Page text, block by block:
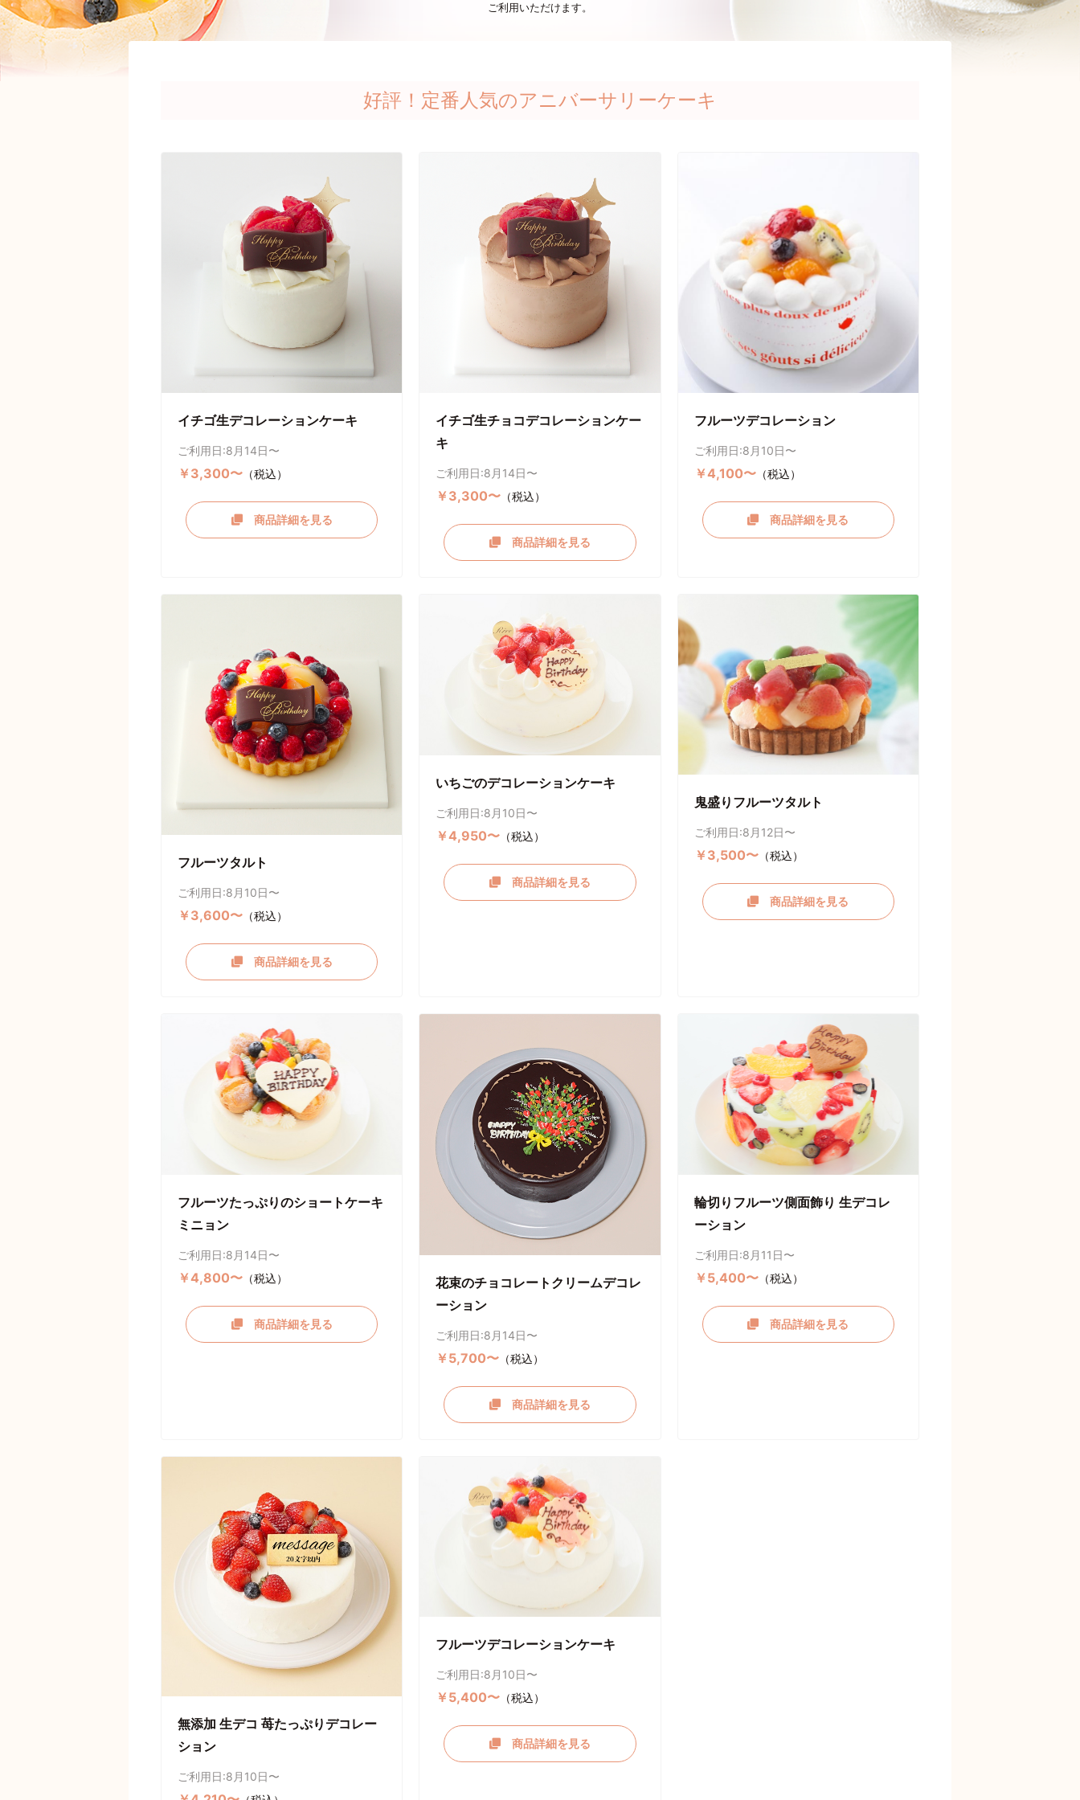
ご利用いただけます。
好評！定番人気のアニバーサリーケーキ
イチゴ生デコレーションケーキ
ご利用日:8月14日〜
￥3,300〜 （税込）
商品詳細を見る
イチゴ生チョコデコレーションケー
キ
ご利用日:8月14日〜
￥3,300〜 （税込）
商品詳細を見る
フルーツデコレーション
ご利用日:8月10日〜
￥4,100〜（税込）
商品詳細を見る
フルーツタルト
ご利用日:8月10日〜
￥3,600〜 （税込）
商品詳細を見る
いちごのデコレーションケーキ
ご利用日:8月10日〜
￥4,950〜 （税込）
商品詳細を見る
鬼盛りフルーツタルト
ご利用日:8月12日〜
￥3,500〜（税込）
商品詳細を見る
フルーツたっぷりのショートケーキ
ミニョン
ご利用日:8月14日〜
￥4,800〜 （税込）
商品詳細を見る
花束のチョコレートクリームデコレ
ーション
ご利用日:8月14日〜
￥5,700〜 （税込）
商品詳細を見る
輪切りフルーツ側面飾り 生デコレ
ーション
ご利用日:8月11日〜
￥5,400〜（税込）
商品詳細を見る
無添加 生デコ 苺たっぷりデコレー
ション
ご利用日:8月10日〜
フルーツデコレーションケーキ
ご利用日:8月10日〜
￥5,400〜 （税込）
商品詳細を見る